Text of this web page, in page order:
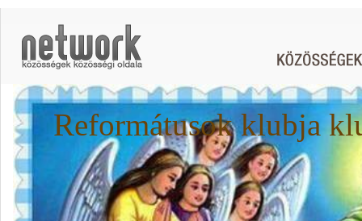
Reformátusok klubja